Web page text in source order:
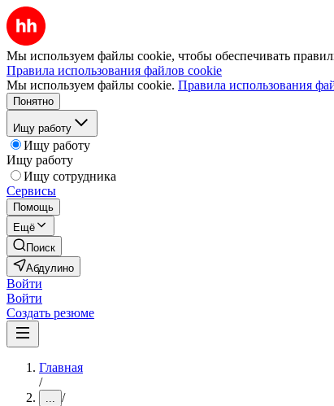
Мы используем файлы cookie, чтобы обеспечивать
Правила использования файлов cookie
Мы используем файлы cookie. Правила использования
Понятно
Ищу работу
Ищу работу
Ищу работу
Ищу сотрудника
Сервисы
Помощь
Ещё
Поиск
Абдулино
Войти
Войти
Создать резюме
Главная
/
... /